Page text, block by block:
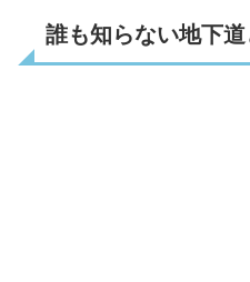
誰も知らない地下